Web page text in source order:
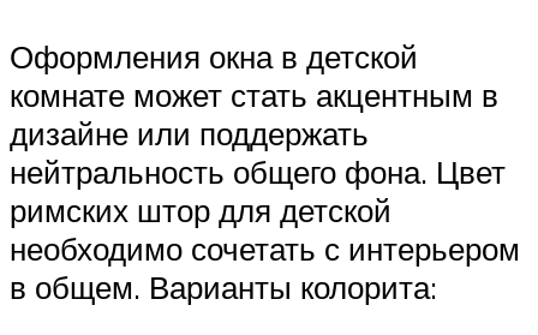
Оформления окна в детской
комнате может стать акцентным в
дизайне или поддержать
нейтральность общего фона. Цвет
римских штор для детской
необходимо сочетать с интерьером
в общем. Варианты колорита: